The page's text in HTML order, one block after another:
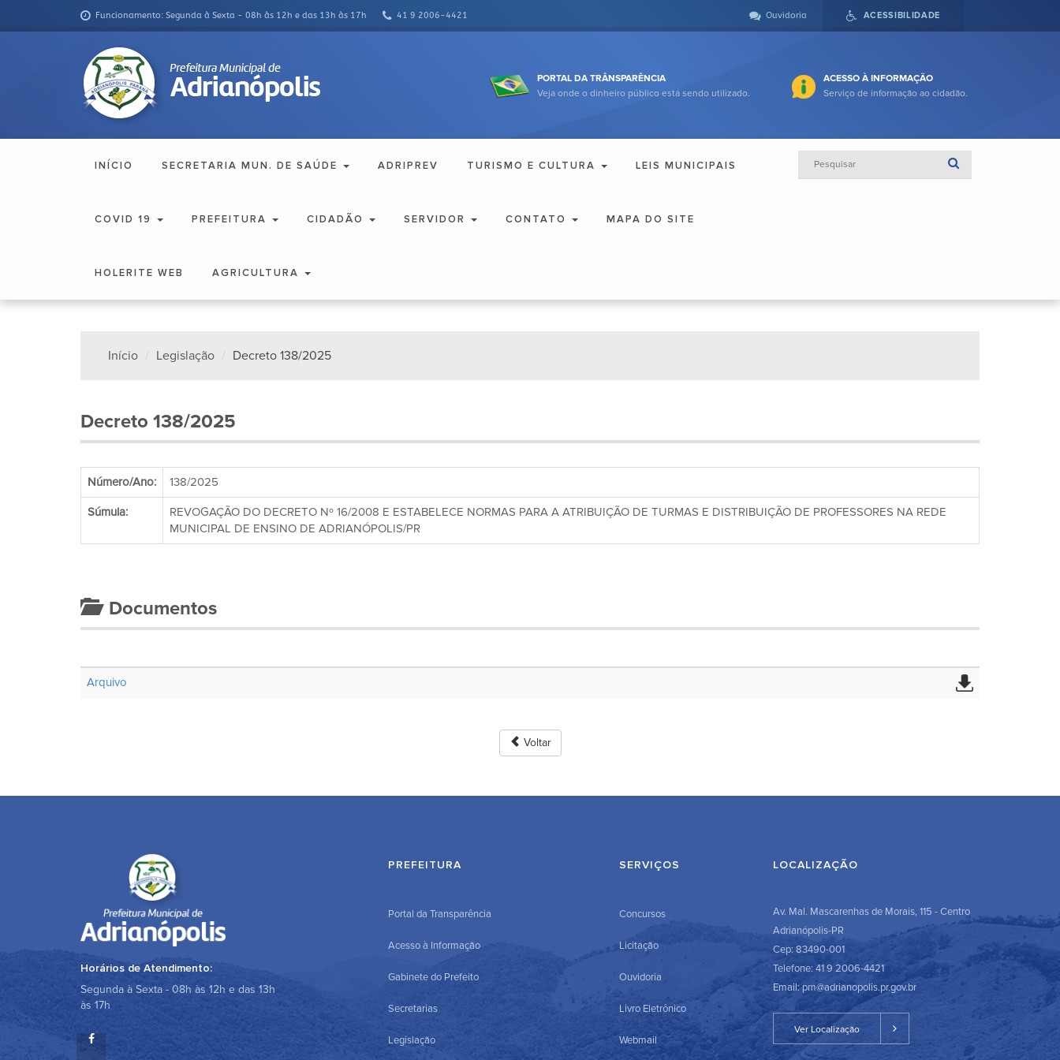
Funcionamento: Segunda à Sexta - 08h às 12h e das 13h às 17h 41 9 2006-4421 ACESSIBILIDADE
Ouvidoria
PORTAL DA TRÂNSPARÊNCIA
Veja onde o dinheiro público está sendo utilizado.
ACESSO À INFORMAÇÃO
Serviço de informação ao cidadão.
INÍCIO SECRETARIA MUN. DE SAÚDE ADRIPREV TURISMO E CULTURA LEIS MUNICIPAIS
COVID 19 PREFEITURA CIDADÃO SERVIDOR CONTATO MAPA DO SITE
HOLERITE WEB AGRICULTURA
Início Legislação Decreto 138/2025
Decreto 138/2025
Número/Ano: 138/2025
Súmula:
REVOGAÇÃO DO DECRETO Nº 16/2008 E ESTABELECE NORMAS PARA A ATRIBUIÇÃO DE TURMAS E DISTRIBUIÇÃO DE PROFESSORES NA REDE
MUNICIPAL DE ENSINO DE ADRIANÓPOLIS/PR
Documentos
Arquivo
Voltar
Horários de Atendimento:
Segunda à Sexta - 08h às 12h e das 13h
às 17h
PREFEITURA
Portal da Transparência
Acesso à Informação
Gabinete do Prefeito
Secretarias
Legislação
SERVIÇOS
Concursos
Licitação
Ouvidoria
Livro Eletrônico
Webmail
LOCALIZAÇÃO
Av. Mal. Mascarenhas de Morais, 115 - Centro
Adrianópolis-PR
Cep: 83490-001
Telefone: 41 9 2006-4421
Email: pm@adrianopolis.pr.gov.br
Ver Localização